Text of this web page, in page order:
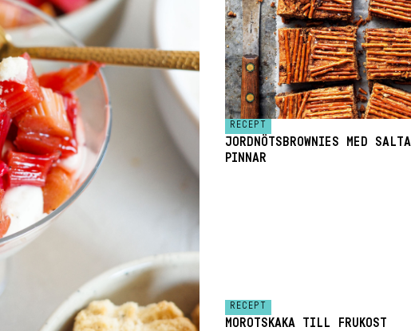
RECEPT
JORDNÖTSBROWNIES MED SALTA
PINNAR
RECEPT
MOROTSKAKA TILL FRUKOST